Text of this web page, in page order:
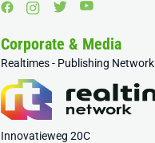
Corporate & Media
Realtimes - Publishing Network
Innovatieweg 20C